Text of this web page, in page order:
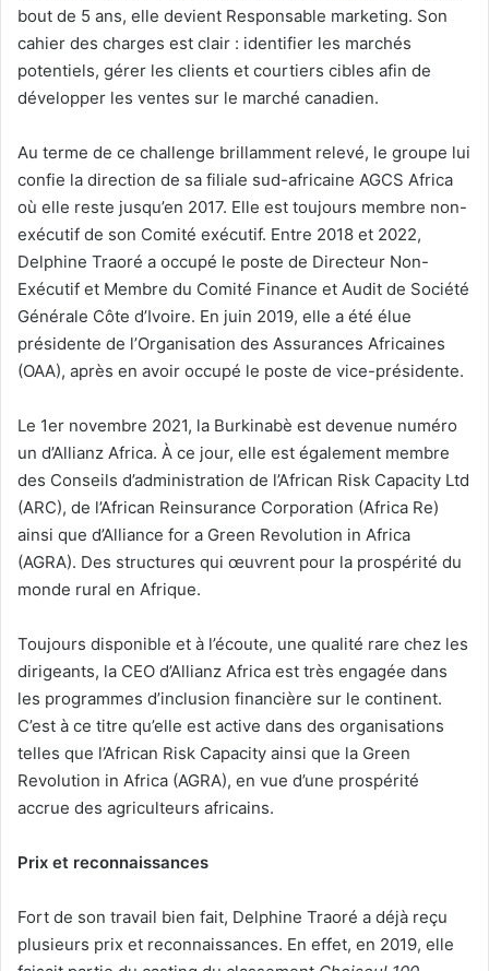
bout de 5 ans, elle devient Responsable marketing. Son
cahier des charges est clair : identifier les marchés
potentiels, gérer les clients et courtiers cibles afin de
développer les ventes sur le marché canadien.
Au terme de ce challenge brillamment relevé, le groupe lui
confie la direction de sa filiale sud-africaine AGCS Africa
où elle reste jusqu’en 2017. Elle est toujours membre non-
exécutif de son Comité exécutif. Entre 2018 et 2022,
Delphine Traoré a occupé le poste de Directeur Non-
Exécutif et Membre du Comité Finance et Audit de Société
Générale Côte d’Ivoire. En juin 2019, elle a été élue
présidente de l’Organisation des Assurances Africaines
(OAA), après en avoir occupé le poste de vice-présidente.
Le 1er novembre 2021, la Burkinabè est devenue numéro
un d’Allianz Africa. À ce jour, elle est également membre
des Conseils d’administration de l’African Risk Capacity Ltd
(ARC), de l’African Reinsurance Corporation (Africa Re)
ainsi que d’Alliance for a Green Revolution in Africa
(AGRA). Des structures qui œuvrent pour la prospérité du
monde rural en Afrique.
Toujours disponible et à l’écoute, une qualité rare chez les
dirigeants, la CEO d’Allianz Africa est très engagée dans
les programmes d’inclusion financière sur le continent.
C’est à ce titre qu’elle est active dans des organisations
telles que l’African Risk Capacity ainsi que la Green
Revolution in Africa (AGRA), en vue d’une prospérité
accrue des agriculteurs africains.
Prix et reconnaissances
Fort de son travail bien fait, Delphine Traoré a déjà reçu
plusieurs prix et reconnaissances. En effet, en 2019, elle